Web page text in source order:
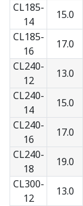
CL185-
14
15.0
CL185-
16
17.0
CL240-
12
13.0
CL240-
14
15.0
CL240-
16
17.0
CL240-
18
19.0
CL300-
12
13.0